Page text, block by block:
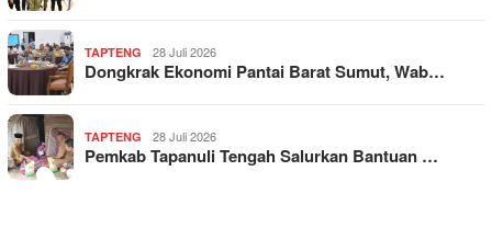
TAPTENG 28 Juli 2026
Dongkrak Ekonomi Pantai Barat Sumut, Wab…
TAPTENG 28 Juli 2026
Pemkab Tapanuli Tengah Salurkan Bantuan …